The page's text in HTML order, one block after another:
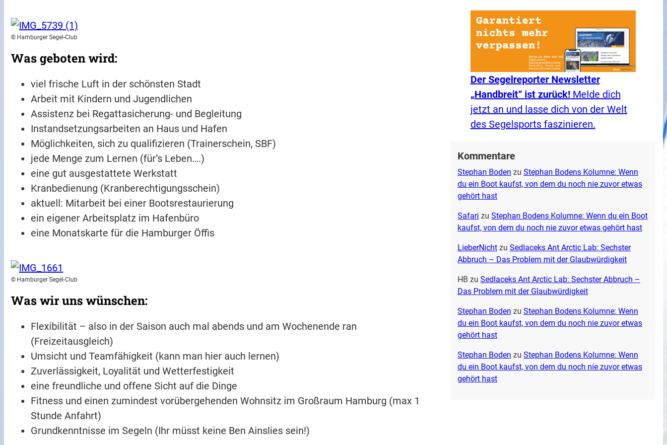
© Hamburger Segel-Club
Was geboten wird:
viel frische Luft in der schönsten Stadt
Arbeit mit Kindern und Jugendlichen
Assistenz bei Regattasicherung- und Begleitung
Instandsetzungsarbeiten an Haus und Hafen
Möglichkeiten, sich zu qualifizieren (Trainerschein, SBF)
jede Menge zum Lernen (für’s Leben….)
eine gut ausgestattete Werkstatt
Kranbedienung (Kranberechtigungsschein)
aktuell: Mitarbeit bei einer Bootsrestaurierung
ein eigener Arbeitsplatz im Hafenbüro
eine Monatskarte für die Hamburger Öffis
© Hamburger Segel-Club
Was wir uns wünschen:
Flexibilität – also in der Saison auch mal abends und am Wochenende ran
(Freizeitausgleich)
Umsicht und Teamfähigkeit (kann man hier auch lernen)
Zuverlässigkeit, Loyalität und Wetterfestigkeit
eine freundliche und offene Sicht auf die Dinge
Fitness und einen zumindest vorübergehenden Wohnsitz im Großraum Hamburg (max 1
Stunde Anfahrt)
Grundkenntnisse im Segeln (Ihr müsst keine Ben Ainslies sein!)
Der Segelreporter Newsletter
„Handbreit“ ist zurück!Melde dich
jetzt an und lasse dich von der Welt
des Segelsports faszinieren.
Kommentare
Stephan Boden zu Stephan Bodens Kolumne: Wenn
du ein Boot kaufst, von dem du noch nie zuvor etwas
gehört hast
Safari zu Stephan Bodens Kolumne: Wenn du ein Boot
kaufst, von dem du noch nie zuvor etwas gehört hast
LieberNichtzu Sedlaceks Ant Arctic Lab: Sechster
Abbruch – Das Problem mit der Glaubwürdigkeit
HB zu Sedlaceks Ant Arctic Lab: Sechster Abbruch –
Das Problem mit der Glaubwürdigkeit
Stephan Boden zu Stephan Bodens Kolumne: Wenn
du ein Boot kaufst, von dem du noch nie zuvor etwas
gehört hast
Stephan Boden zu Stephan Bodens Kolumne: Wenn
du ein Boot kaufst, von dem du noch nie zuvor etwas
gehört hast